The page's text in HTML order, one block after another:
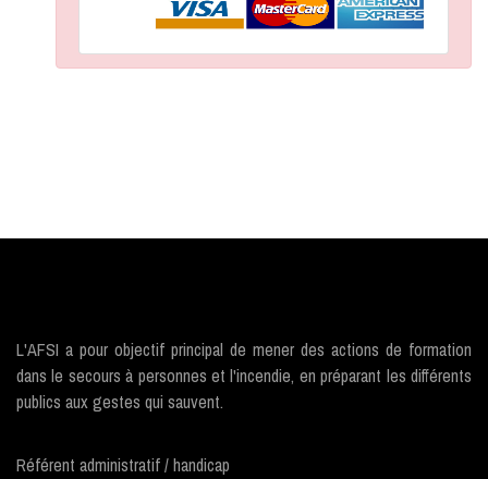
L'AFSI a pour objectif principal de mener des actions de formation
dans le secours à personnes et l'incendie, en préparant les différents
publics aux gestes qui sauvent.
Référent administratif / handicap